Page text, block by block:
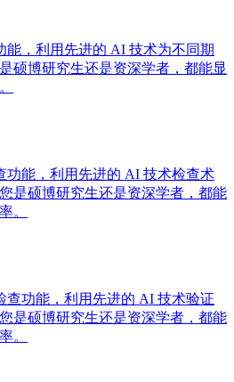
能，利用先进的 AI 技术为不同期
硕博研究生还是资深学者，都能显
功能，利用先进的 AI 技术检查术
是硕博研究生还是资深学者，都能
。
查功能，利用先进的 AI 技术验证
是硕博研究生还是资深学者，都能
。